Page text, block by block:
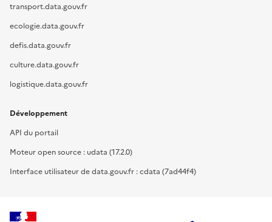
transport.data.gouv.fr
ecologie.data.gouv.fr
defis.data.gouv.fr
culture.data.gouv.fr
logistique.data.gouv.fr
Développement
API du portail
Moteur open source : udata (17.2.0)
Interface utilisateur de data.gouv.fr : cdata (7ad44f4)